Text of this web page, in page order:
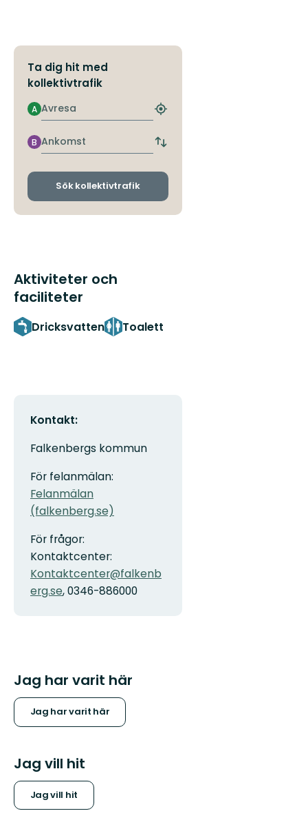
Ta dig hit med
kollektivtrafik
Avresa
A
Hitta
hållplats
Ankomst
B
Byt
och
Sök kollektivtrafik
Aktiviteter och
faciliteter
Dricksvatten Toalett
Kontakt:
Falkenbergs kommun
För felanmälan:
Felanmälan
(falkenberg.se)
För frågor:
Kontaktcenter:
Kontaktcenter@falkenb
erg.se, 0346-886000
Jag har varit här
Jag har varit här
Jag vill hit
Jag vill hit